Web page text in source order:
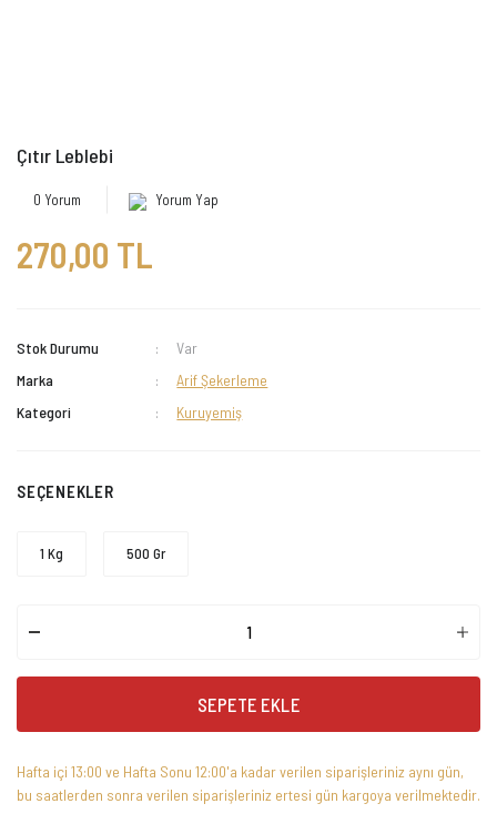
Çıtır Leblebi
0 Yorum Yorum Yap
270,00 TL
Stok Durumu
Var
Marka
Arif Şekerleme
Kategori
Kuruyemiş
SEÇENEKLER
1 Kg 500 Gr
SEPETE EKLE
Hafta içi 13:00 ve Hafta Sonu 12:00'a kadar verilen siparişleriniz aynı gün,
bu saatlerden sonra verilen siparişleriniz ertesi gün kargoya verilmektedir.